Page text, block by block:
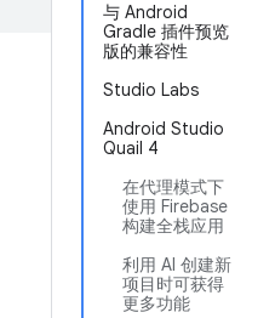
与 Android
Gradle 插件预览
版的兼容性
Studio Labs
Android Studio
Quail 4
在代理模式下
使用 Firebase
构建全栈应用
利用 AI 创建新
项目时可获得
更多功能